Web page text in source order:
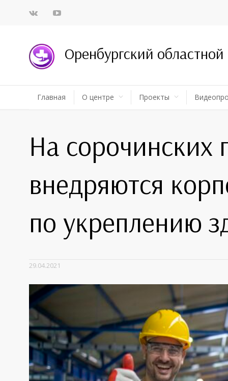
Оренбургский
Главная О центре Проекты
На сорочинских
внедряются
по укреплению
29.04.2021